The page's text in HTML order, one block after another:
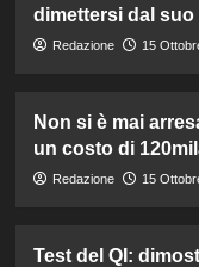
dimettersi dal
Redazione 15
Non si è mai
un costo di
Redazione 15
Test del QI: